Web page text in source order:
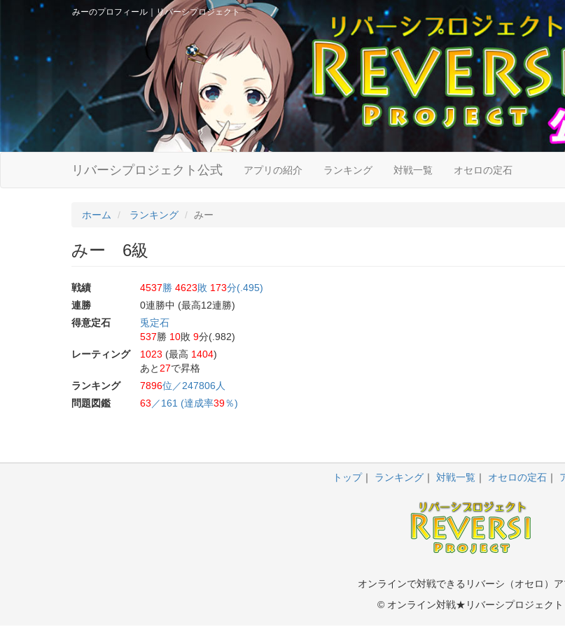
みーのプロフィール｜リバーシプロジェクト
リバーシプロジェクト公式 アプリの紹介 ランキング 対戦一覧 オセロの定石
ホーム ランキング みー
みー 6級
戦績 4537勝 4623敗 173分(.495)
連勝
0連勝中 (最高12連勝)
得意定石
兎定石
537勝 10敗 9分(.982)
レーティング
1023 (最高 1404)
あと 27で昇格
ランキング
7896位／247806人
問題図鑑
63 ／161 (達成率39％)
トップ ランキング 対戦一覧 オセロの定石
オンラインで対戦できるリバーシ（オセロ）ア
© オンライン対戦★リバーシプロジェクト